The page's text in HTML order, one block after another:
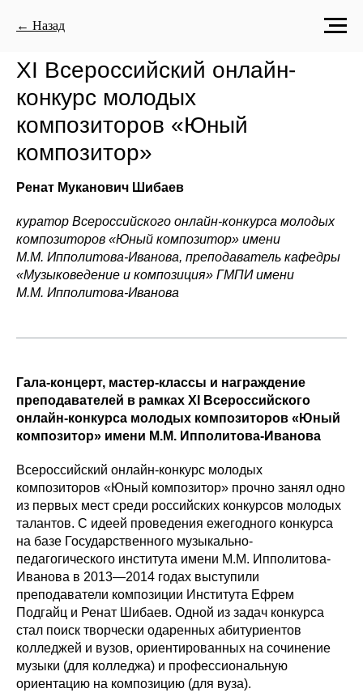
← Назад
XI Всероссийский онлайн-
конкурс молодых
композиторов «Юный
композитор»
Ренат Муканович Шибаев
куратор Всероссийского онлайн-конкурса молодых
композиторов «Юный композитор» имени
М.М. Ипполитова-Иванова, преподаватель кафедры
«Музыковедение и композиция» ГМПИ имени
М.М. Ипполитова-Иванова
Гала-концерт, мастер-классы и награждение
преподавателей в рамках XI Всероссийского
онлайн-конкурса молодых композиторов «Юный
композитор» имени М.М. Ипполитова-Иванова
Всероссийский онлайн-конкурс молодых
композиторов «Юный композитор» прочно занял одно
из первых мест среди российских конкурсов молодых
талантов. С идеей проведения ежегодного конкурса
на базе Государственного музыкально-
педагогического института имени М.М. Ипполитова-
Иванова в 2013—2014 годах выступили
преподаватели композиции Института Ефрем
Подгайц и Ренат Шибаев. Одной из задач конкурса
стал поиск творчески одаренных абитуриентов
колледжей и вузов, ориентированных на сочинение
музыки (для колледжа) и профессиональную
ориентацию на композицию (для вуза).